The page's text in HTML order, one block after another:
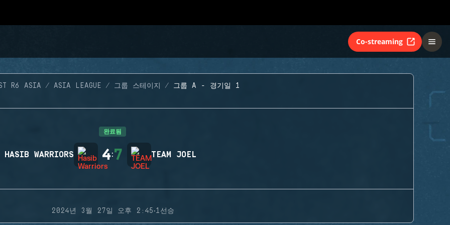
Co-streaming
R6 ASIA ASIA LEAGUE 그룹 스테이지 그룹 A - 경기일 1
완료됨
HASIB WARRIORS 4:7 TEAM JOEL
2024년 3월 27일 오후 2:45·1선승